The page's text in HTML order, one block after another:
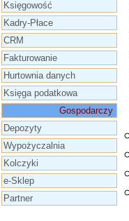
Księgowość
Kadry-Płace
CRM
Fakturowanie
Hurtownia danych
Księga podatkowa
Gospodarczy
Depozyty
Wypożyczalnia
Kolczyki
e-Sklep
Partner